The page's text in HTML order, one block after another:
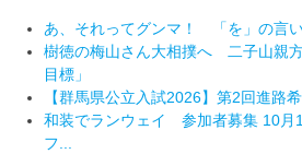
あ、それってグンマ！ 「を」の言
樹徳の梅山さん大相撲へ 二子山親
目標」
【群馬県公立入試2026】第2回進路
和装でランウェイ 参加者募集 10月
フ...